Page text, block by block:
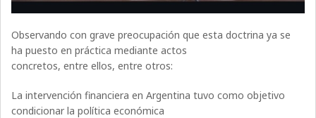
Observando con grave preocupación que esta doctrina ya se
ha puesto en práctica mediante actos
concretos, entre ellos, entre otros:
La intervención financiera en Argentina tuvo como objetivo
condicionar la política económica